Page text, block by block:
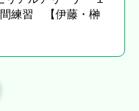
練習 【伊藤・榊